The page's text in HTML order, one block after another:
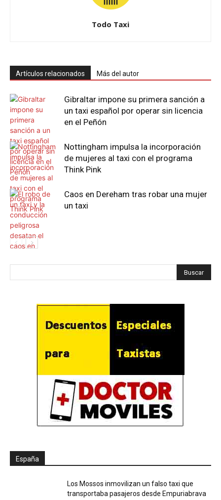
Todo Taxi
Artículos relacionados Más del autor
Gibraltar impone su primera sanción a
un taxi español por operar sin licencia
en el Peñón
Nottingham impulsa la incorporación
de mujeres al taxi con el programa
Think Pink
Caos en Dereham tras robar una mujer
un taxi
España
Los Mossos inmovilizan un falso taxi que
transportaba pasajeros desde Empuriabrava